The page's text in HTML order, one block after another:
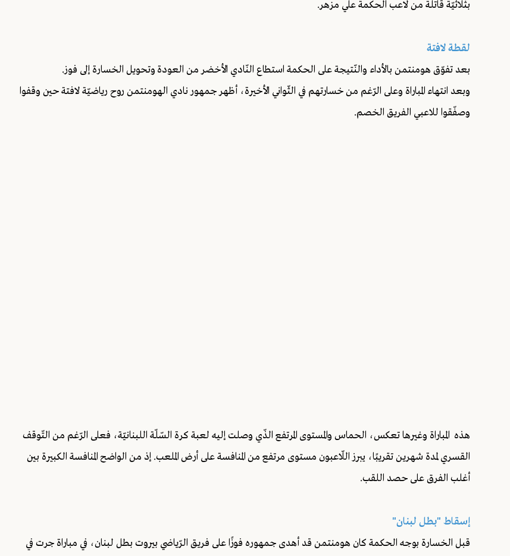
بثلاثيّة قاتلة من لاعب الحكمة علي مزهر.
لقطة لافتة
بعد تفوّق هومنتمن بالأداء والنّتيجة على الحكمة استطاع النّادي الأخضر من العودة وتحويل الخسارة إلى فوز.
وبعد انتهاء المباراة وعلى الرّغم من خسارتهم في الثّواني الأخيرة، أظهر جمهور نادي الهومنتمن روح رياضيّة لافتة حين وقفوا
وصفّقوا للاعبي الفريق الخصم.
هذه المباراة وغيرها تعكس، الحماس والمستوى المرتفع الذّي وصلت إليه لعبة كرة السّلّة اللبنانيّة، فعلى الرّغم من التّوقف
القسري لمدة شهرين تقريبًا، يبرز اللّاعبون مستوى مرتفع من المنافسة على أرض الملعب. إذ من الواضح المنافسة الكبيرة بين
أغلب الفرق على حصد اللقب.
إسقاط "بطل لبنان"
قبل الخسارة بوجه الحكمة كان هومنتمن قد أهدى جمهوره فوزًا على فريق الرّياضي بيروت بطل لبنان، في مباراة جرت في